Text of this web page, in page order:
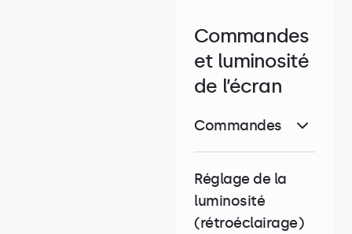
Commandes
et luminosité
de l’écran
Commandes
Réglage de la
luminosité
(rétroéclairage)